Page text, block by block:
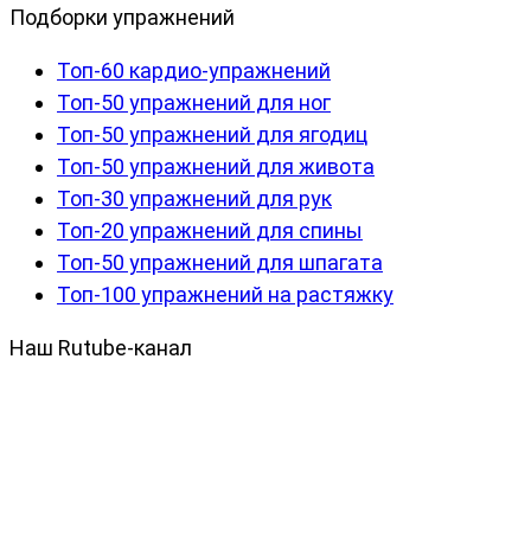
Подборки упражнений
Топ-60 кардио-упражнений
Топ-50 упражнений для ног
Топ-50 упражнений для ягодиц
Топ-50 упражнений для живота
Топ-30 упражнений для рук
Топ-20 упражнений для спины
Топ-50 упражнений для шпагата
Топ-100 упражнений на растяжку
Наш Rutube-канал